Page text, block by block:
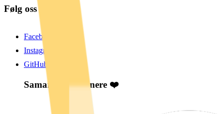
Følg oss 💻
Facebook
Instagram
GitHub
Samarbeidspartnere ❤️